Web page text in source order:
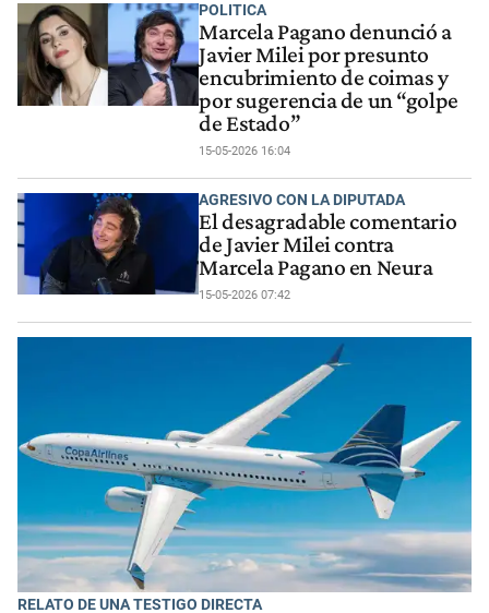
POLITICA
Marcela Pagano denunció a
Javier Milei por presunto
encubrimiento de coimas y
por sugerencia de un “golpe
de Estado”
15-05-2026 16:04
AGRESIVO CON LA DIPUTADA
El desagradable comentario
de Javier Milei contra
Marcela Pagano en Neura
15-05-2026 07:42
RELATO DE UNA TESTIGO DIRECTA